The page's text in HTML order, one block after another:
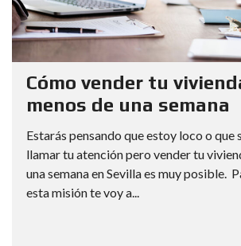
Cómo vender tu
menos de una semana
Estarás pensando que estoy loco o que
llamar tu atención pero vender tu
una semana en Sevilla es muy posible.
esta misión te voy a...